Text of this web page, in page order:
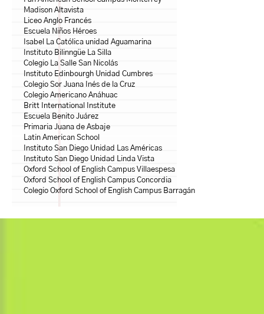
Madison Altavista
Liceo Anglo Francés
Escuela Niños Héroes
Isabel La Católica unidad Aguamarina
Instituto Bilinngüe La Silla
Colegio La Salle San Nicolás
Instituto Edinbourgh Unidad Cumbres
Colegio Sor Juana Inés de la Cruz
Colegio Americano Anáhuac
Britt International Institute
Escuela Benito Juárez
Primaria Juana de Asbaje
Latin American School
Instituto San Diego Unidad Las Américas
Instituto San Diego Unidad Linda Vista
Oxford School of English Campus Villaespesa
Oxford School of English Campus Concordia
Colegio Oxford School of English Campus Barragán